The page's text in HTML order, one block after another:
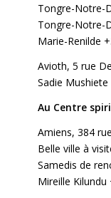
Tongre-Notre-
Tongre-Notre-
Marie-Renilde
Avioth, 5 rue
Sadie
Au Centre
Amiens, 384
Belle ville à
Samedis de
Mireille Kilundu